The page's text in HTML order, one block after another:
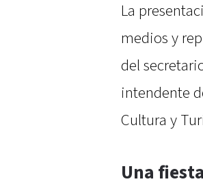
La
medios y
del
intendente
Cultura y
Una